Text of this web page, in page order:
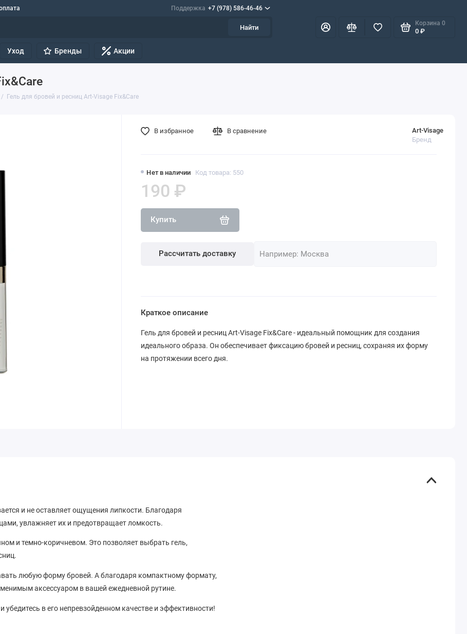
Поддержка +7 (978) 586-46-46
Найти
Корзина 0
0 ₽
Уход Бренды Акции
Гель для бровей и ресниц Art-Visage Fix&Care
Нет в наличии Код товара: 550
Art-Visage
Бренд
190 ₽
Купить
Рассчитать доставку
В избранное В сравнение
Краткое описание
Гель для бровей и ресниц Art-Visage Fix&Care - идеальный помощник для создания
идеального образа. Он обеспечивает фиксацию бровей и ресниц, сохраняя их форму
на протяжении всего дня.
и не оставляет ощущения липкости. Благодаря
увлажняет их и предотвращает ломкость.
и темно-коричневом. Это позволяет выбрать гель,
любую форму бровей. А благодаря компактному формату,
аксессуаром в вашей ежедневной рутине.
убедитесь в его непревзойденном качестве и эффективности!